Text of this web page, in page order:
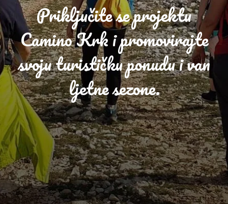
Priključite se projektu
Camino Krk i promovirajte
svoju turističku ponudu i van
ljetne sezone.